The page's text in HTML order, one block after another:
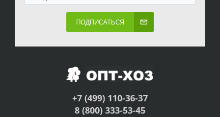
ПОДПИСАТЬСЯ
+7 (499) 110-36-37
8 (800) 333-53-45